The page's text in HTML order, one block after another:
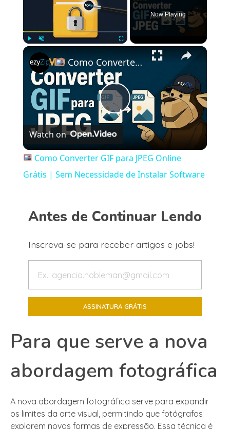
Play Unmute Fullscreen
Now Playing
×
Play
Video
Como Converter GIF para JPEG Online Grátis | Sem Necessidade de Instalar Software
Watch on
Como Converter GIF para JPEG Online
Grátis | Sem Necessidade de Instalar Software
Antes de Continuar Lendo
Inscreva-se para receber artigos e jobs!
Para que serve a nova
abordagem fotográfica
A nova abordagem fotográfica serve para expandir
os limites da arte visual, permitindo que fotógrafos
explorem novas formas de expressão. Essa técnica é